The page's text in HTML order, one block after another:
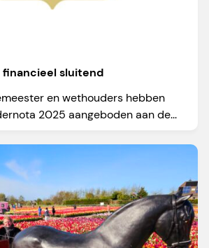
financieel sluitend
en wethouders hebben
2025 aangeboden aan de...